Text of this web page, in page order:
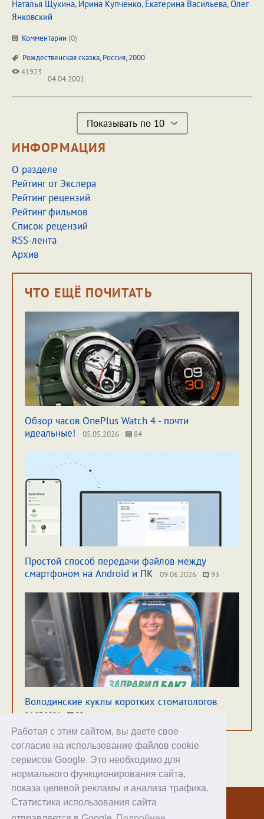
Работая с этим сайтом, вы даете свое
согласие на использование файлов cookie
сервисов Google. Это необходимо для
нормального функционирования сайта,
показа целевой рекламы и анализа трафика.
Статистика использования сайта
Наталья Щукина, Ирина Купченко, Екатерина Васильева,Олег
Янковский
Комментарии (0)
Рождественская сказка,Россия,2000
41923
04.04.2001
Показывать по 10
ИНФОРМАЦИЯ
О разделе
Рейтинг от Экслера
Рейтинг рецензий
Рейтинг фильмов
Список рецензий
RSS-лента
Архив
ЧТО ЕЩЁ ПОЧИТАТЬ
Обзор часов OnePlus Watch 4 - почти
идеальные!
05.05.2026 84
Простой способ передачи файлов между
смартфоном на Android и ПК
09.06.2026 93
Володинские куклы коротких стоматологов
24.07.2026 59
Хостинг
© 1998–2026 Alex Exler